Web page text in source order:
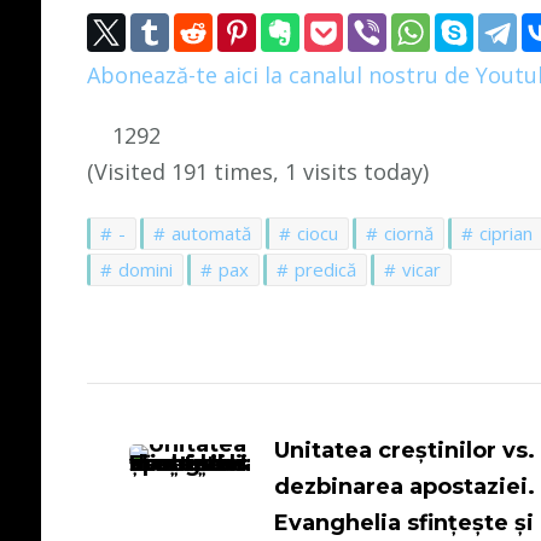
Abonează-te aici la canalul nostru de
1292
(Visited 191 times, 1 visits today)
- automată ciocu ciornă
ciprian
domini
pax predică vicar
Unitatea creștinilor vs.
dezbinarea apostaziei.
Evanghelia sfințește și